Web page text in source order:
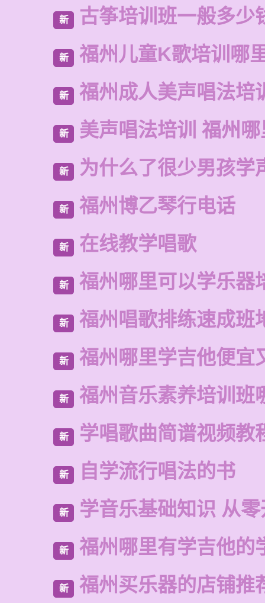
新 古筝培训班一般多少
新 福州儿童K歌培训哪
新 福州成人美声唱法培
新 美声唱法培训 福州
新 为什么了很少男孩学
新 福州博乙琴行电话
新 在线教学唱歌
新 福州哪里可以学乐器
新 福州唱歌排练速成班
新 福州哪里学吉他便宜
新 福州音乐素养培训班
新 学唱歌曲简谱视频教
新 自学流行唱法的书
新 学音乐基础知识 从
新 福州哪里有学吉他的
新 福州买乐器的店铺推